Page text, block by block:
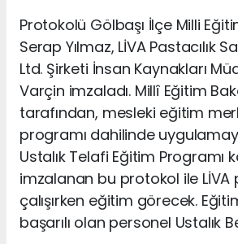
Protokolü Gölbaşı İlçe Milli
Serap Yılmaz, LİVA Pastacılık
Ltd. Şirketi İnsan Kaynakları
Varçin imzaladı. Millî Eğitim
tarafından, mesleki eğitim
programı dahilinde
Ustalık Telafi Eğitim Programı
imzalanan bu protokol ile LİVA
çalışırken eğitim görecek.
başarılı olan personel Ustalık